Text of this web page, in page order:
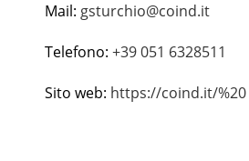
Mail: gsturchio@coind.it
Telefono: +39 051 6328511
Sito web: https://coind.it/%20